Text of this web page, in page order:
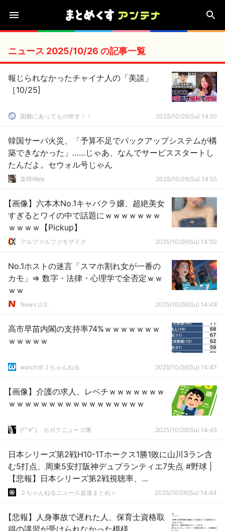
ニュース 2025/10/26 の記事一覧
報じられなかったチャイナ人の「美談」
［10/25]
国難にあってもの申す！！ 2025/10/26(Su) 14:55
韓国サーバ火災、「予算不足でバックアップシステムが構
築できなかった」……じゃあ、なんでサービススタートし
たんだよ。セウォル号じゃん
楽韓Web 2025/10/26(Su) 14:55
【画像】六本木No.1キャバクラ嬢、超絶美女
すぎるとワイの中で話題にｗｗｗｗｗｗｗ
ｗｗｗｗ【Pickup】
アルファルファモザイク 2025/10/26(Su) 14:50
No.1ホストの迷言「スマホ割れ女が一番の
カモ」⇒ 数字・法律・心理学で全否定ｗｗ
ｗｗ
News U.S. 2025/10/26(Su) 14:48
高市早苗内閣の支持率74%ｗｗｗｗｗｗｗ
ｗｗｗｗｗ
watch＠２ちゃんねる 2025/10/26(Su) 14:47
【画像】介護の求人、レベチｗｗｗｗｗｗｗ
ｗｗｗｗｗｗｗｗｗｗｗｗｗｗｗｗｗ
(*ﾟ∀ﾟ)ゞカガクニュース隊 2025/10/26(Su) 14:45
日本シリーズ第2戦H10-1Tホークス1勝1敗に山川3ラン含
む5打点、周東5安打阪神デュプランティエ7失点 #野球 |
【悲報】日本シリーズ第2戦視聴率、
４％wwwwwwwwwwwwwwwwwwwwww
２ちゃんねるニュース超速まとめ＋ 2025/10/26(Su) 14:44
【悲報】人身事故で遅れた人、保育士資格取
得の講習が受けられなかった模様